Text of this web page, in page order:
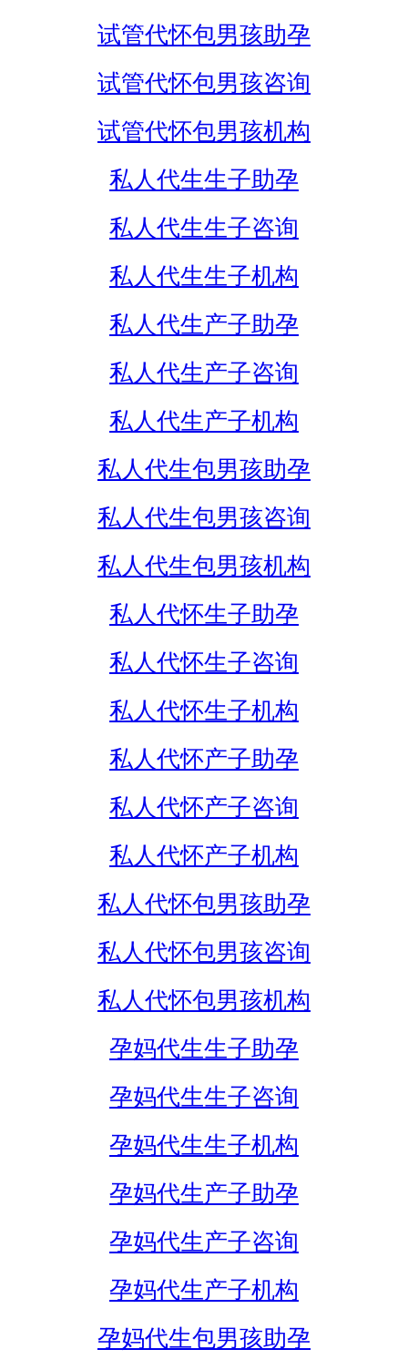
试管代怀包男孩助孕
试管代怀包男孩咨询
试管代怀包男孩机构
私人代生生子助孕
私人代生生子咨询
私人代生生子机构
私人代生产子助孕
私人代生产子咨询
私人代生产子机构
私人代生包男孩助孕
私人代生包男孩咨询
私人代生包男孩机构
私人代怀生子助孕
私人代怀生子咨询
私人代怀生子机构
私人代怀产子助孕
私人代怀产子咨询
私人代怀产子机构
私人代怀包男孩助孕
私人代怀包男孩咨询
私人代怀包男孩机构
孕妈代生生子助孕
孕妈代生生子咨询
孕妈代生生子机构
孕妈代生产子助孕
孕妈代生产子咨询
孕妈代生产子机构
孕妈代生包男孩助孕